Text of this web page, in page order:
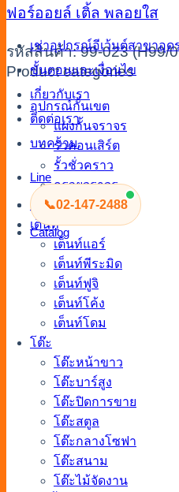
เช่าอุปกรณ์อีเว้นต์สาขาอุด
ขั้นตอนและเงื่อนไข
เกี่ยวกับเรา
ติดต่อเรา
บทความ
Line
📞02-147-2488
Catalog
ฟอร์ออยล์ เติ้ล พลอยใส
รหัสสินค้า:99-023 (H99/
Product categories
อุปกรณ์กั้นเขต
แผงกั้นจราจร
รั้วคอนเสิร์ต
รั้วชั่วคราว
กรวยจราจร
เสากั้นทางเดิน
เต็นท์
เต็นท์แอร์
เต็นท์พีระมิด
เต็นท์ฟูจิ
เต็นท์โค้ง
เต็นท์โดม
โต๊ะ
โต๊ะหน้าขาว
โต๊ะบาร์สูง
โต๊ะปิดการขาย
โต๊ะสตูล
โต๊ะกลางโซฟา
โต๊ะสนาม
โต๊ะไม้จัดงาน